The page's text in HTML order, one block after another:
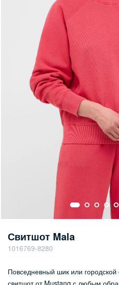
Свитшот Mala
1016769-8280
Повседневный шик или городской
свитшот от Mustang с любым